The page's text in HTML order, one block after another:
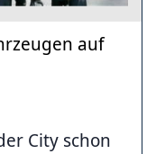
auf
City schon